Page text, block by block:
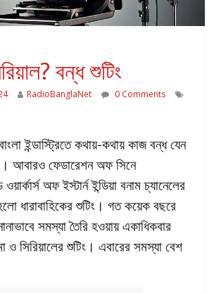
বন্ধ শুটিং
RadioBanglaNet
0 Comments
ইন্ডাস্ট্রিতে কথায়-কথায় কাজ বন্ধ যেন
আবারও ফেডারেশন অফ সিনে
অফ ইস্টার্ন ইন্ডিয়া বনাম চ্যানেলের
ধারাবাহিকের শুটিং। গত কয়েক বছরে
সমস্যা তৈরি হওয়ায় একাধিকবার
ও সিরিয়ালের শুটিং। এবারের সমস্যা বেশ